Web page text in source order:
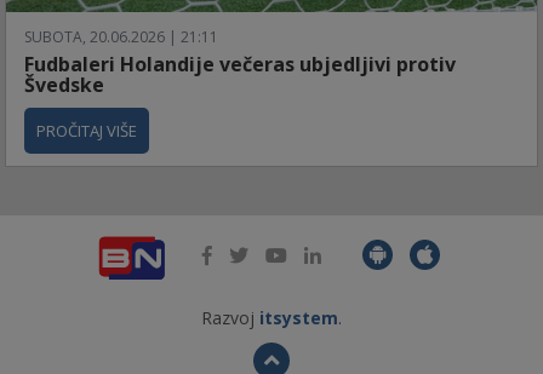
SUBOTA, 20.06.2026 | 21:11
Fudbaleri Holandije večeras ubjedljivi protiv
Švedske
PROČITAJ VIŠE
Razvoj itsystem.